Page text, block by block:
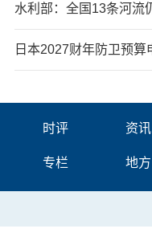
水利部：全国13条河流
日本2027财年防卫预算
时评 资讯
专栏 地方